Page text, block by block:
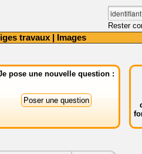
Rester
travaux | Images
pose une nouvelle question :